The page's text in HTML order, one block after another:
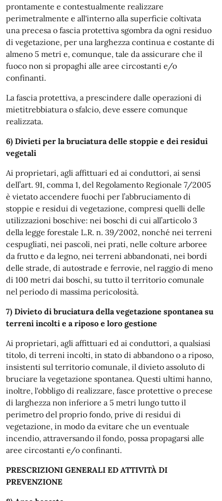
prontamente e contestualmente realizzare
perimetralmente e all'interno alla superficie coltivata
una precesa o fascia protettiva sgombra da ogni residuo
di vegetazione, per una larghezza continua e costante di
almeno 5 metri e, comunque, tale da assicurare che il
fuoco non si propaghi alle aree circostanti e/o
confinanti.
La fascia protettiva, a prescindere dalle operazioni di
mietitrebbiatura o sfalcio, deve essere comunque
realizzata.
6) Divieti per la bruciatura delle stoppie e dei residui
vegetali
Ai proprietari, agli affittuari ed ai conduttori, ai sensi
dell’art. 91, comma 1, del Regolamento Regionale 7/2005
è vietato accendere fuochi per l’abbruciamento di
stoppie e residui di vegetazione, compresi quelli delle
utilizzazioni boschive: nei boschi di cui all’articolo 3
della legge forestale L.R. n. 39/2002, nonché nei terreni
cespugliati, nei pascoli, nei prati, nelle colture arboree
da frutto e da legno, nei terreni abbandonati, nei bordi
delle strade, di autostrade e ferrovie, nel raggio di meno
di 100 metri dai boschi, su tutto il territorio comunale
nel periodo di massima pericolosità.
7) Divieto di bruciatura della vegetazione spontanea su
terreni incolti e a riposo e loro gestione
Ai proprietari, agli affittuari ed ai conduttori, a qualsiasi
titolo, di terreni incolti, in stato di abbandono o a riposo,
insistenti sul territorio comunale, il divieto assoluto di
bruciare la vegetazione spontanea. Questi ultimi hanno,
inoltre, l'obbligo di realizzare, fasce protettive o precese
di larghezza non inferiore a 5 metri lungo tutto il
perimetro del proprio fondo, prive di residui di
vegetazione, in modo da evitare che un eventuale
incendio, attraversando il fondo, possa propagarsi alle
aree circostanti e/o confinanti.
PRESCRIZIONI GENERALI ED ATTIVITÀ DI
PREVENZIONE